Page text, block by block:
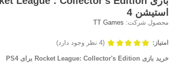
استیشن 4
محصول شرکت: TT Games
امتیاز: (4 نظر وجود دارد)
خرید بازی Rocket League: Collector's Edition برای PS4